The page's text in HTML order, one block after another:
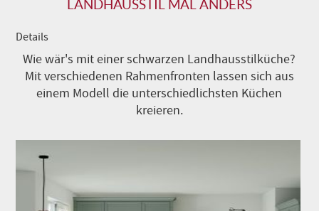
LANDHAUSSTIL MAL ANDERS
Details
Wie wär's mit einer schwarzen Landhausstilküche?
Mit verschiedenen Rahmenfronten lassen sich aus
einem Modell die unterschiedlichsten Küchen
kreieren.